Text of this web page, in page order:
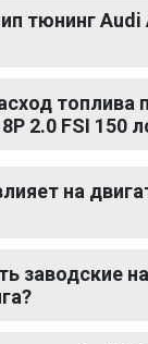
тюнинг Audi
топлива
2.0 FSI 150
на
заводские